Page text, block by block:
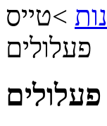
>טייס
פעלולים
פעלולים